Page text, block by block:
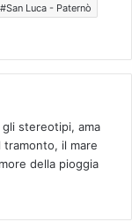
#San Luca - Paternò
stereotipi, ama
tramonto, il mare
della pioggia